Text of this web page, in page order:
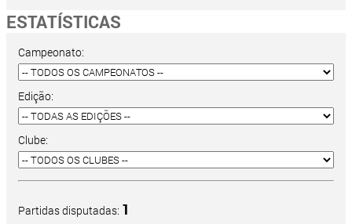
ESTATÍSTICAS
Campeonato:
Edição:
Clube:
Partidas disputadas: 1